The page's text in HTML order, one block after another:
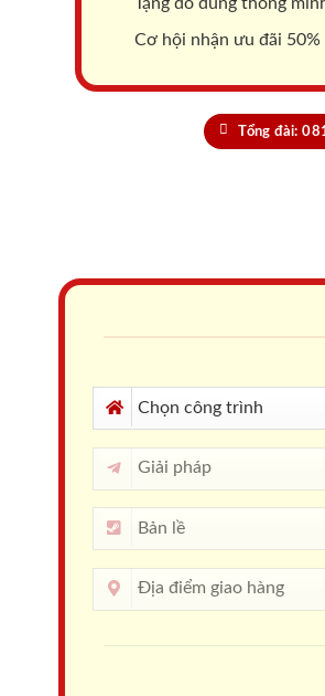
Cơ hội nhận ưu đãi
Tổng đài: